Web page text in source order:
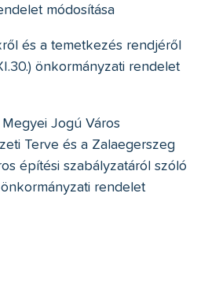
módosítása
és a temetkezés rendjéről
önkormányzati rendelet
Jogú Város
Terve és a Zalaegerszeg
építési szabályzatáról szóló
önkormányzati rendelet